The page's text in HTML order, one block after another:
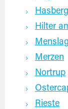
Hilter
Merzen
Nortrup
Rieste